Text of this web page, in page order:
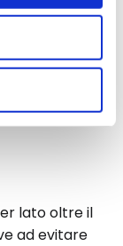
al taglio
lato oltre il
ad evitare